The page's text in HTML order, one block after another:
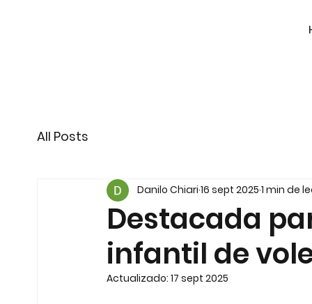
All Posts
Destacada
infantil de
Danilo Chiari 16 sept 2025 1 min de
Actualizado: 17 sept 2025